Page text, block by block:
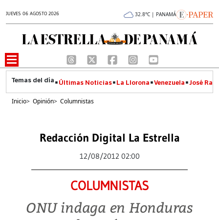
JUEVES 06 AGOSTO 2026 32.8°C | PANAMÁ
Últimas Noticias La Llorona Venezuela José
Inicio> Opinión> Columnistas
Redacción Digital La Estrella
12/08/2012 02:00
COLUMNISTAS
ONU indaga en Honduras